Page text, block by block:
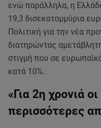
ενώ παράλληλα, η
19,3 δισεκατομμύρια
Πολιτική για την νέα
διατηρώντας
στιγμή που σε
κατά 10%.
«Για 2η χρονιά
περισσότερες